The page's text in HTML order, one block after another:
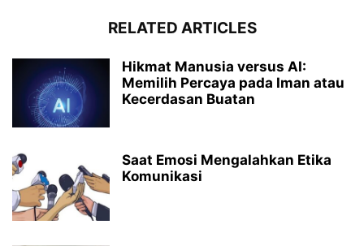
RELATED ARTICLES
Hikmat Manusia versus AI:
Memilih Percaya pada Iman atau
Kecerdasan Buatan
Saat Emosi Mengalahkan Etika
Komunikasi